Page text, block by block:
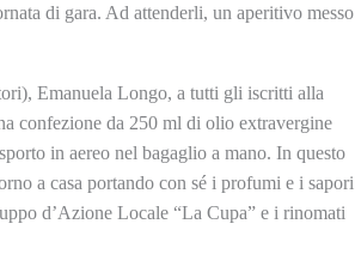
di gara. Ad attenderli, un aperitivo messo
Emanuela Longo, a tutti gli iscritti alla
confezione da 250 ml di olio extravergine
in aereo nel bagaglio a mano. In questo
a casa portando con sé i profumi e i sapori
d’Azione Locale “La Cupa” e i rinomati